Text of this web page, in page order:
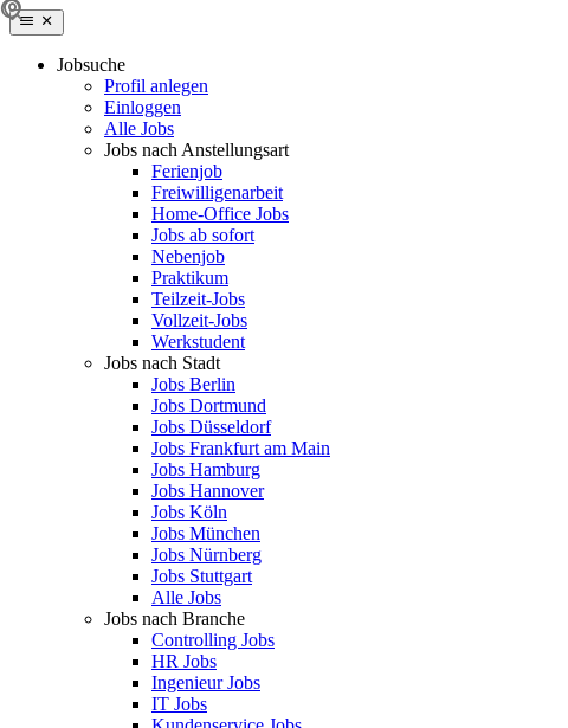
Jobsuche
Profil anlegen
Einloggen
Alle Jobs
Jobs nach Anstellungsart
Ferienjob
Freiwilligenarbeit
Home-Office Jobs
Jobs ab sofort
Nebenjob
Praktikum
Teilzeit-Jobs
Vollzeit-Jobs
Werkstudent
Jobs nach Stadt
Jobs Berlin
Jobs Dortmund
Jobs Düsseldorf
Jobs Frankfurt am Main
Jobs Hamburg
Jobs Hannover
Jobs Köln
Jobs München
Jobs Nürnberg
Jobs Stuttgart
Alle Jobs
Jobs nach Branche
Controlling Jobs
HR Jobs
Ingenieur Jobs
IT Jobs